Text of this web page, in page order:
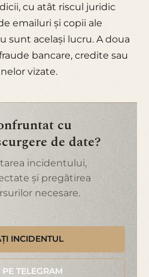
cu atât riscul juridic
emailuri și copii ale
sunt același lucru. A doua
bancare, credite sau
vizate.
cu
de date?
incidentului,
și pregătirea
necesare.
INCIDENTUL
PE TELEGRAM